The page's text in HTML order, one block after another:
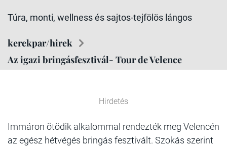
Túra, monti, wellness és sajtos-tejfölös lángos
kerekpar/hirek
Az igazi bringásfesztivál- Tour de Velence
Hirdetés
Immáron ötödik alkalommal rendezték meg Velencén
az egész hétvégés bringás fesztivált. Szokás szerint